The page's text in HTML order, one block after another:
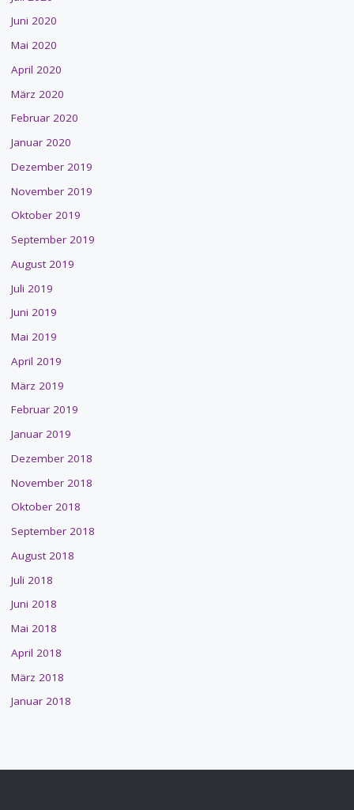
Juni 2020
Mai 2020
April 2020
März 2020
Februar 2020
Januar 2020
Dezember 2019
November 2019
Oktober 2019
September 2019
August 2019
Juli 2019
Juni 2019
Mai 2019
April 2019
März 2019
Februar 2019
Januar 2019
Dezember 2018
November 2018
Oktober 2018
September 2018
August 2018
Juli 2018
Juni 2018
Mai 2018
April 2018
März 2018
Januar 2018